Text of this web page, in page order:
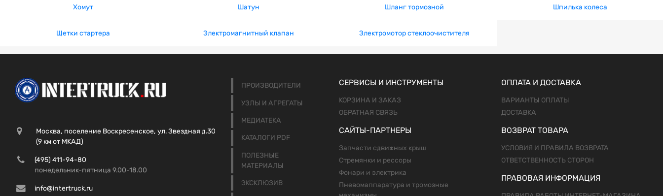
Хомут Шатун Шланг тормозной Шпилька колеса
Щетки стартера Электромагнитный клапан Электромотор стеклоочистителя
Москва, поселение Воскресенское, ул. Звездная д.30
(9 км от МКАД)
(495) 411-94-80
понедельник-пятница 9.00-18.00
info@intertruck.ru
ПРОИЗВОДИТЕЛИ
УЗЛЫ И АГРЕГАТЫ
МЕДИАТЕКА
КАТАЛОГИ PDF
ПОЛЕЗНЫЕ
МАТЕРИАЛЫ
ЭКСКЛЮЗИВ
СЕРВИСЫ И ИНСТРУМЕНТЫ
КОРЗИНА И ЗАКАЗ
ОБРАТНАЯ СВЯЗЬ
САЙТЫ-ПАРТНЕРЫ
Запчасти сдвижных крыш
Стремянки и рессоры
Фонари и электрика
Пневомаппаратура и тромозные
ОПЛАТА И ДОСТАВКА
ВАРИАНТЫ ОПЛАТЫ
ДОСТАВКА
ВОЗВРАТ ТОВАРА
УСЛОВИЯ И ПРАВИЛА ВОЗВРАТА
ОТВЕТСТВЕННОСТЬ СТОРОН
ПРАВОВАЯ ИНФОРМАЦИЯ